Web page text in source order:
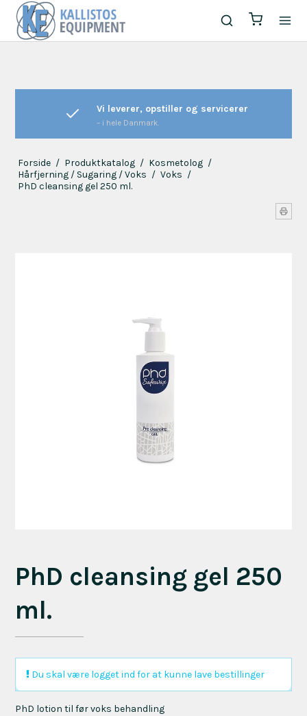
Vi leverer, opstiller og servicerer
– i hele Danmark.
Forside / Produktkatalog / Kosmetolog /
Hårfjerning / Sugaring / Voks / Voks /
PhD cleansing gel 250 ml.
PhD cleansing gel 250
ml.
Du skal være logget ind for at kunne lave bestillinger
PhD lotion til før voks behandling